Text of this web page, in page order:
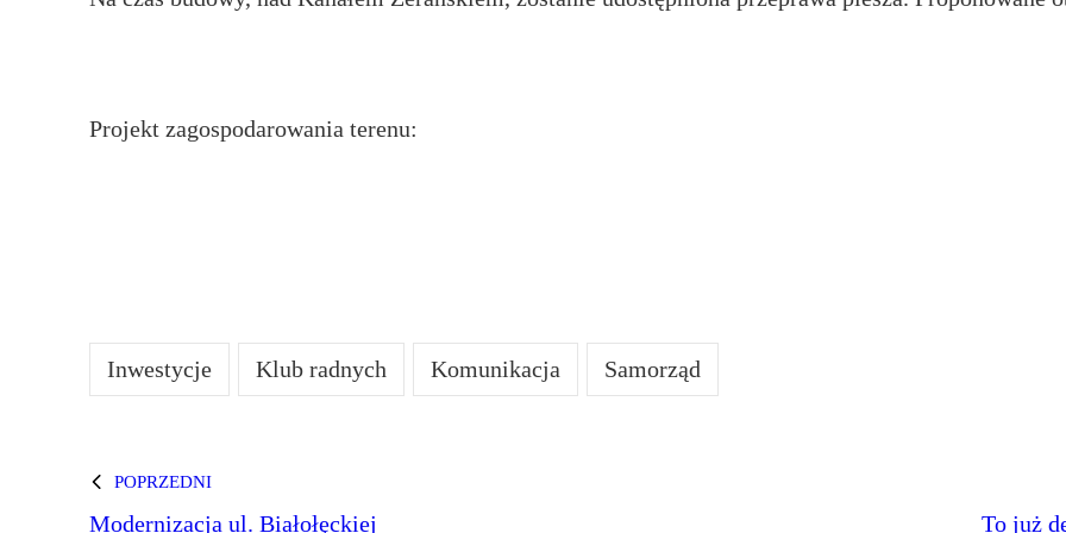
Projekt zagospodarowania terenu:
Inwestycje Klub radnych Komunikacja Samorząd
POPRZEDNI
Modernizacja ul. Białołęckiej To już